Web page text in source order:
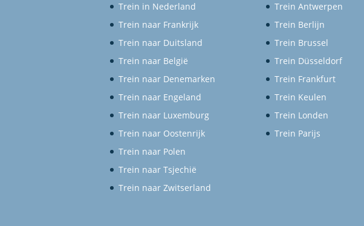
Trein in Nederland
Trein naar Frankrijk
Trein naar Duitsland
Trein naar België
Trein naar Denemarken
Trein naar Engeland
Trein naar Luxemburg
Trein naar Oostenrijk
Trein naar Polen
Trein naar Tsjechië
Trein naar Zwitserland
Trein Antwerpen
Trein Berlijn
Trein Brussel
Trein Düsseldorf
Trein Frankfurt
Trein Keulen
Trein Londen
Trein Parijs